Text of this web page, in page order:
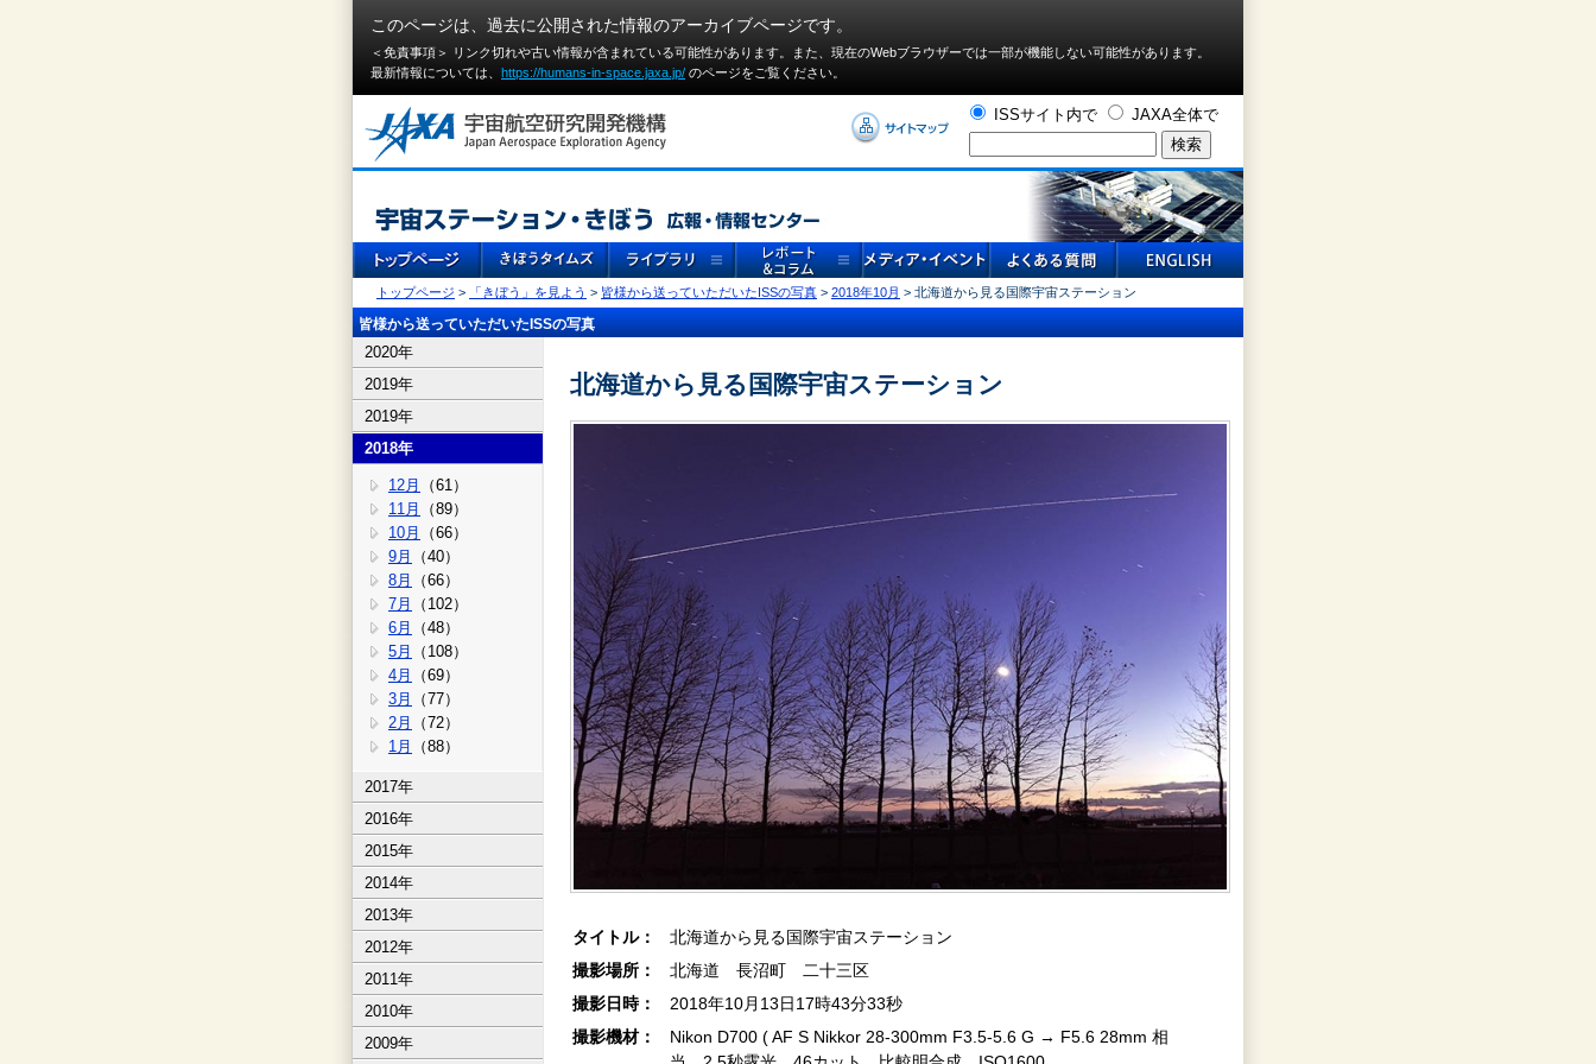
このページは、過去に公開された情報のアーカイブページです。
＜免責事項＞ リンク切れや古い情報が含まれている可能性があります。また、現在のWebブラウザーでは⼀部が機能しない可能性があります。
最新情報については、 https://humans-in-space.jaxa.jp/ のページをご覧ください。
ISSサイト内で JAXA全体で
トップページ > 「きぼう」を見よう > 皆様から送っていただいたISSの写真 > 2018年10月 > 北海道から見る国際宇宙ステーション
皆様から送っていただいたISSの写真
2020年
2019年
2019年
2018年
12月
（61）
11月
（89）
10月
（66）
9月
（40）
8月
（66）
7月
（102）
6月
（48）
5月
（108）
4月
（69）
3月
（77）
2月
（72）
1月
（88）
2017年
2016年
2015年
2014年
2013年
2012年
2011年
2010年
2009年
北海道から見る国際宇宙ステーション
タイトル：
北海道から見る国際宇宙ステーション
撮影場所：
北海道 長沼町 二十三区
撮影日時：
2018年10月13日17時43分33秒
撮影機材：
Nikon D700 ( AF S Nikkor 28-300mm F3.5-5.6 G → F5.6 28mm 相